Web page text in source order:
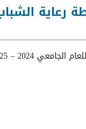
رعاية
الجامعي 2024 –2025 م للتحميل اضغط